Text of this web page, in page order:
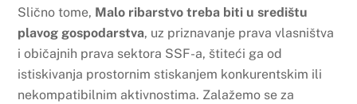
Slično tome, Malo ribarstvo treba biti u središtu
plavog gospodarstva, uz priznavanje prava vlasništva
i običajnih prava sektora SSF-a, štiteći ga od
istiskivanja prostornim stiskanjem konkurentskim ili
nekompatibilnim aktivnostima. Zalažemo se za